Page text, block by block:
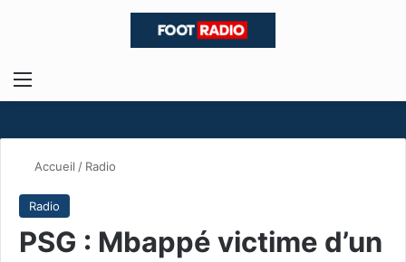
Menu
Accueil / Radio
Radio
PSG : Mbappé victime d’un